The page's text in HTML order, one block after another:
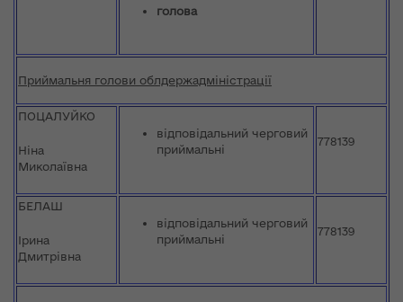
голова
Приймальня голови облдержадміністрації
ПОЦАЛУЙКО
Ніна
Миколаївна
відповідальний черговий
приймальні
778139
БЕЛАШ
Ірина
Дмитрівна
відповідальний черговий
приймальні
778139